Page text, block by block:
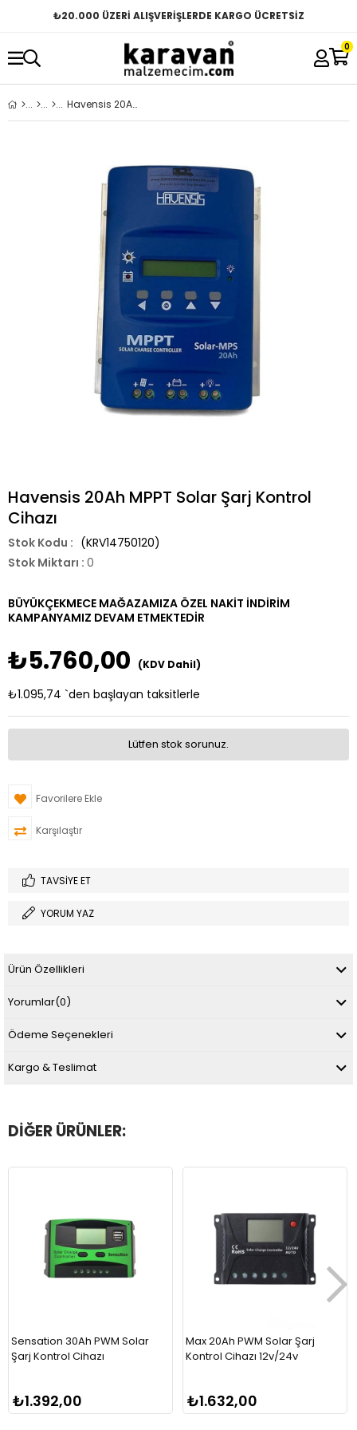
₺20.000 ÜZERİ ALIŞVERİŞLERDE KARGO ÜCRETSİZ
0
Havensis 20Ah MPPT Solar Şarj Kontrol Cihazı
Havensis 20Ah MPPT Solar Şarj Kontrol
Cihazı
(KRV14750120)
Stok Miktarı : 0
BÜYÜKÇEKMECE MAĞAZAMIZA ÖZEL NAKİT İNDİRİM
KAMPANYAMIZ DEVAM ETMEKTEDİR
₺5.760,00 (KDV Dahil)
₺1.095,74 `den başlayan taksitlerle
Lütfen stok sorunuz.
Favorilere Ekle
Karşılaştır
TAVSIYE ET
YORUM YAZ
Ürün Özellikleri
Yorumlar(0)
Ödeme Seçenekleri
Kargo & Teslimat
DIĞER ÜRÜNLER:
Sensation 30Ah PWM Solar
Şarj Kontrol Cihazı
₺1.392,00
Max 20Ah PWM Solar Şarj
Kontrol Cihazı 12v/24v
₺1.632,00